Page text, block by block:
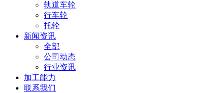
轨道车轮
行车轮
托轮
新闻资讯
全部
公司动态
行业资讯
加工能力
联系我们